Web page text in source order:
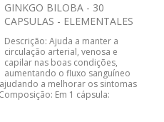
GINKGO BILOBA - 30
CAPSULAS - ELEMENTALES
Descrição: Ajuda a manter a
circulação arterial, venosa e
capilar nas boas condições,
aumentando o fluxo sanguíneo
a melhorar os sintomas
Em 1 cápsula: